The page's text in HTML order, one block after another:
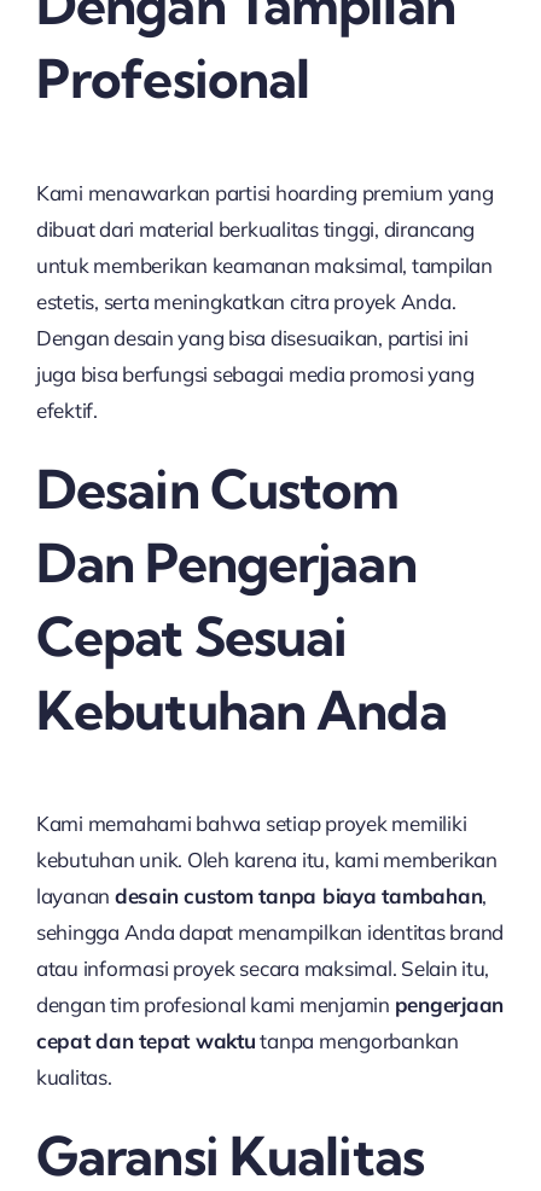
Profesional
Kami menawarkan partisi hoarding premium yang
dibuat dari material berkualitas tinggi, dirancang
untuk memberikan keamanan maksimal, tampilan
estetis, serta meningkatkan citra proyek Anda.
Dengan desain yang bisa disesuaikan, partisi ini
juga bisa berfungsi sebagai media promosi yang
efektif.
Desain Custom
Dan Pengerjaan
Cepat Sesuai
Kebutuhan Anda
Kami memahami bahwa setiap proyek memiliki
kebutuhan unik. Oleh karena itu, kami memberikan
layanan desain custom tanpa biaya tambahan,
sehingga Anda dapat menampilkan identitas brand
atau informasi proyek secara maksimal. Selain itu,
dengan tim profesional kami menjamin pengerjaan
cepat dan tepat waktutanpa mengorbankan
kualitas.
Garansi Kualitas